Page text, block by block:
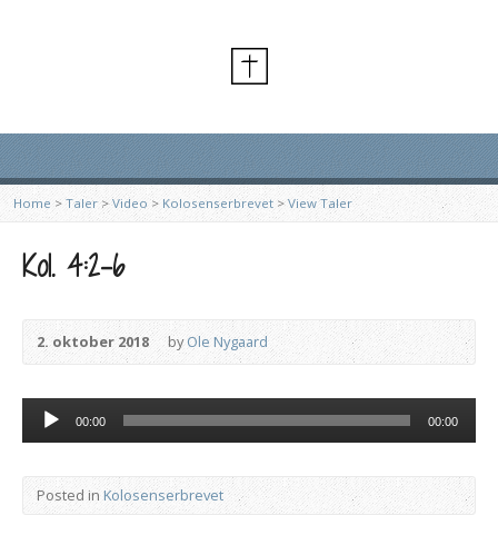
Home > Taler>Video > Kolosenserbrevet >View Taler
Kol. 4:2-6
2. oktober 2018 byOle Nygaard
Lydafspiller
00:00 00:00
Posted in Kolosenserbrevet